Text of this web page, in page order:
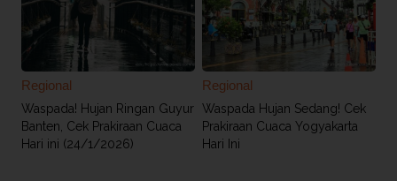
Regional
Waspada! Hujan Ringan Guyur
Banten, Cek Prakiraan Cuaca
Hari ini (24/1/2026)
Regional
Waspada Hujan Sedang! Cek
Prakiraan Cuaca Yogyakarta
Hari Ini